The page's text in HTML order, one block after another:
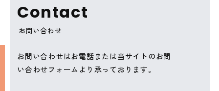
Contact
お問い合わせ
お問い合わせはお電話または当サイトのお問
い合わせフォームより承っております。